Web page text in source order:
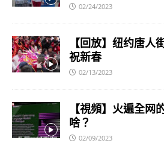
02/24/2023
【回放】纽约唐人
祝新春
02/13/2023
【視頻】火遍全
啥？
02/09/2023